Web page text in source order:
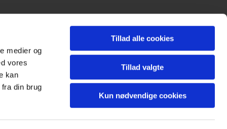
medier og
vores
kan
din brug
Tillad alle cookies
Tillad valgte
Kun nødvendige cookies